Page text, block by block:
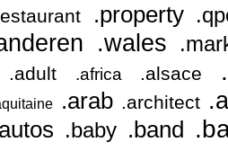
.property
.wales
.adult .africa .alsace
.arab .architect
.baby .band